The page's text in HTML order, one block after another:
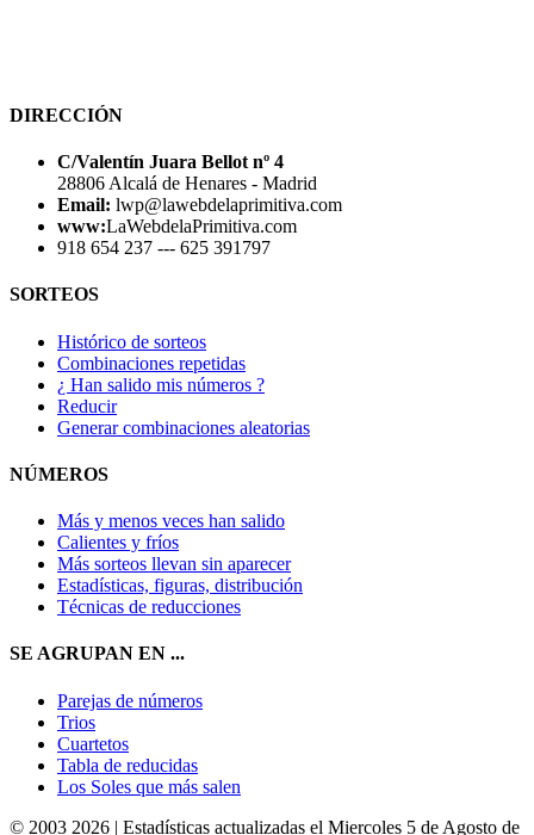
DIRECCIÓN
C/Valentín Juara Bellot nº 4
28806 Alcalá de Henares - Madrid
Email: lwp@lawebdelaprimitiva.com
www:LaWebdelaPrimitiva.com
918 654 237 --- 625 391797
SORTEOS
Histórico de sorteos
Combinaciones repetidas
¿ Han salido mis números ?
Reducir
Generar combinaciones aleatorias
NÚMEROS
Más y menos veces han salido
Calientes y fríos
Más sorteos llevan sin aparecer
Estadísticas, figuras, distribución
Técnicas de reducciones
SE AGRUPAN EN ...
Parejas de números
Trios
Cuartetos
Tabla de reducidas
Los Soles que más salen
© 2003 2026 | Estadísticas actualizadas el Miercoles 5 de Agosto de